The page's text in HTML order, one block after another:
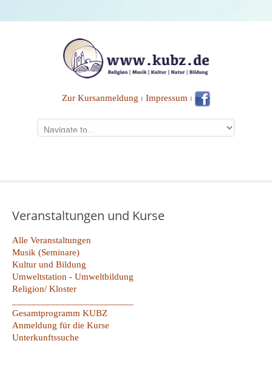
Zur Kursanmeldung ⏐ Impressum ⏐
Veranstaltungen und Kurse
Alle Veranstaltungen
Musik (Seminare)
Kultur und Bildung
Umweltstation - Umweltbildung
Religion/ Kloster
Gesamtprogramm KUBZ
Anmeldung für die Kurse
Unterkunftssuche